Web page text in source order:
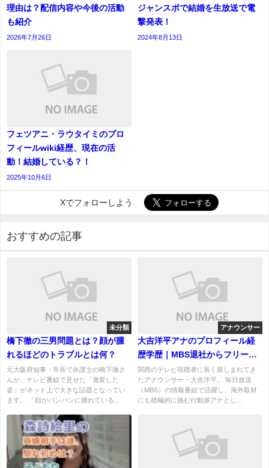
理由は？配信内容や今後の活動
も紹介
2026年7月26日
ジャンスポで結婚を生放送で電
撃発表！
2024年8月13日
フェツアニ・ラウタイミのプロ
フィールwiki経歴、現在の活
動！結婚している？！
2025年10月6日
Xでフォローしよう
おすすめの記事
未分類
橋下徹の三男問題とは？顔が腫
れるほどのトラブルとは何？
元大阪府知事・市長で弁護士の橋下徹さ
んが、テレビ番組で見せた「激変した
姿」がネット上で大きな話題となってい
ます。 「顔がパンパンに腫れている...
アナウンサー
大吉洋平アナのプロフィール経
歴学歴｜MBS退社からフリー転
身までのまとめ
関西のテレビ視聴者に長く親しまれてき
たアナウンサー・大吉洋平。 毎日放送
（MBS）の情報番組で活躍し、海外取材
にも積極的に挑む行動派アナとし...